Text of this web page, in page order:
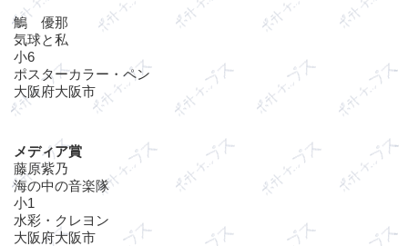
鵤 優那
気球と私
小6
ポスターカラー・ペン
大阪府大阪市
メディア賞
藤原紫乃
海の中の音楽隊
小1
水彩・クレヨン
大阪府大阪市